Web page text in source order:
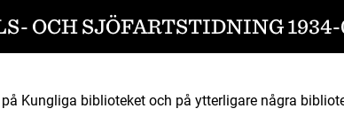
OCH SJÖFARTSTIDNING
Kungliga biblioteket och på ytterligare några